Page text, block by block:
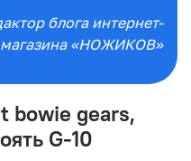
блога интернет-
магазина «НОЖИКОВ»
bowie gears,
G-10